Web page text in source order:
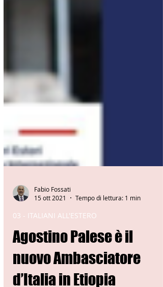
Fabio Fossati
15 ott 2021
Tempo di lettura: 1 min